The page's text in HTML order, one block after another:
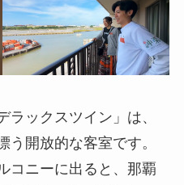
ラックスツイン」は、
う開放的な客室です。
コニーに出ると、那覇